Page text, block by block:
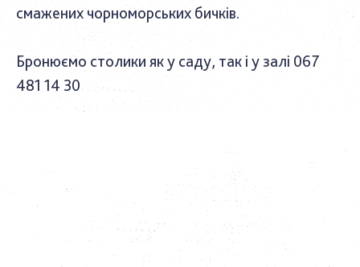
смажених чорноморських бичків.
Бронюємо столики як у саду, так і у залі 067
481 14 30